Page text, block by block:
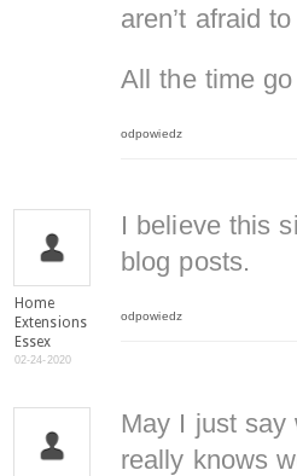
aren’t afraid
All the time
odpowiedz
Home
Extensions
Essex
02-24-2020
I believe this
blog posts.
odpowiedz
May I just say
really knows